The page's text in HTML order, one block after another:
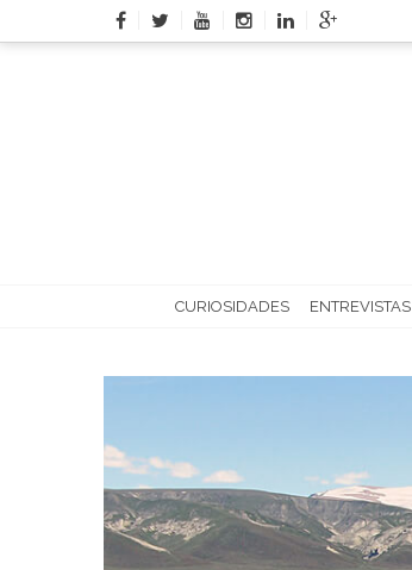
to
CURIOSIDADES ENTREVISTAS